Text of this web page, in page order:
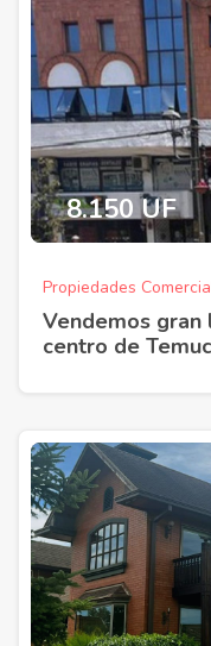
8.150 UF
Propiedades
Vendemos
centro de